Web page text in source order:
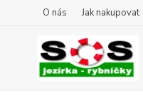
O nás Jak nakupovat